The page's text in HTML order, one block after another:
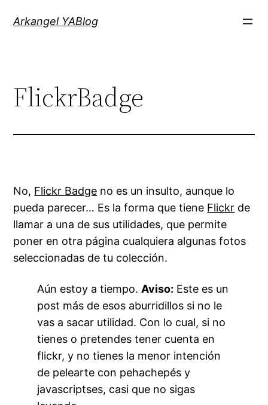
Arkangel YABlog
FlickrBadge
No, Flickr Badge no es un insulto, aunque lo
pueda parecer… Es la forma que tiene Flickr de
llamar a una de sus utilidades, que permite
poner en otra página cualquiera algunas fotos
seleccionadas de tu colección.
Aún estoy a tiempo.Aviso: Este es un
post más de esos aburridillos si no le
vas a sacar utilidad. Con lo cual, si no
tienes o pretendes tener cuenta en
flickr, y no tienes la menor intención
de pelearte con pehachepés y
javascriptses, casi que no sigas